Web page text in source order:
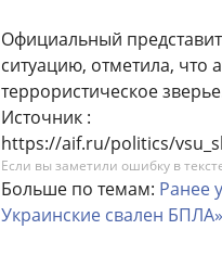
Официальный
ситуацию, отметила, что
террористическое
Источник :
https://aif.ru/politics/
Если вы заметили ошибку в
Больше по темам: Ранее
Украинские свален БПЛА»